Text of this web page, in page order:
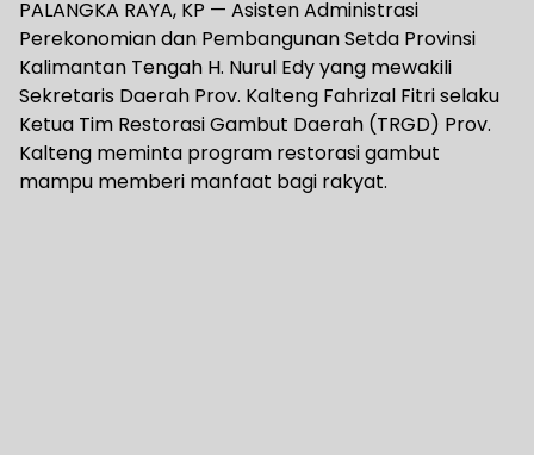
PALANGKA RAYA, KP — Asisten Administrasi
Perekonomian dan Pembangunan Setda Provinsi
Kalimantan Tengah H. Nurul Edy yang mewakili
Sekretaris Daerah Prov. Kalteng Fahrizal Fitri selaku
Ketua Tim Restorasi Gambut Daerah (TRGD) Prov.
Kalteng meminta program restorasi gambut
mampu memberi manfaat bagi rakyat.